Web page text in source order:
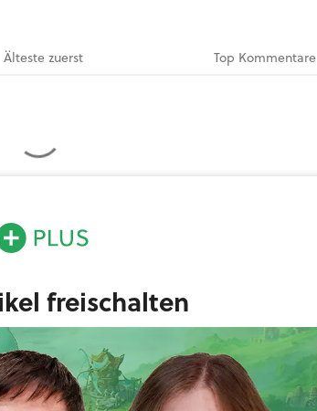
Ältestezuerst Top Kommentare
freischalten